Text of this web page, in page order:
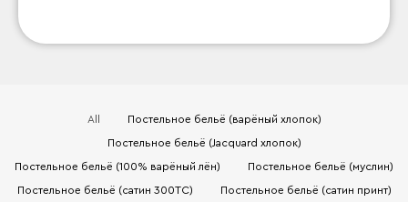
All Постельное бельё (варёный хлопок)
Постельное бельё (Jacquard хлопок)
Постельное бельё (100% варёный лён) Постельное бельё (муслин)
Постельное бельё (сатин 300TC) Постельное бельё (сатин принт)